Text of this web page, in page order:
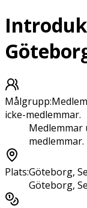
Målgrupp:
icke-medlemmar.
medlemmar.
Plats:Göteborg,
Göteborg,